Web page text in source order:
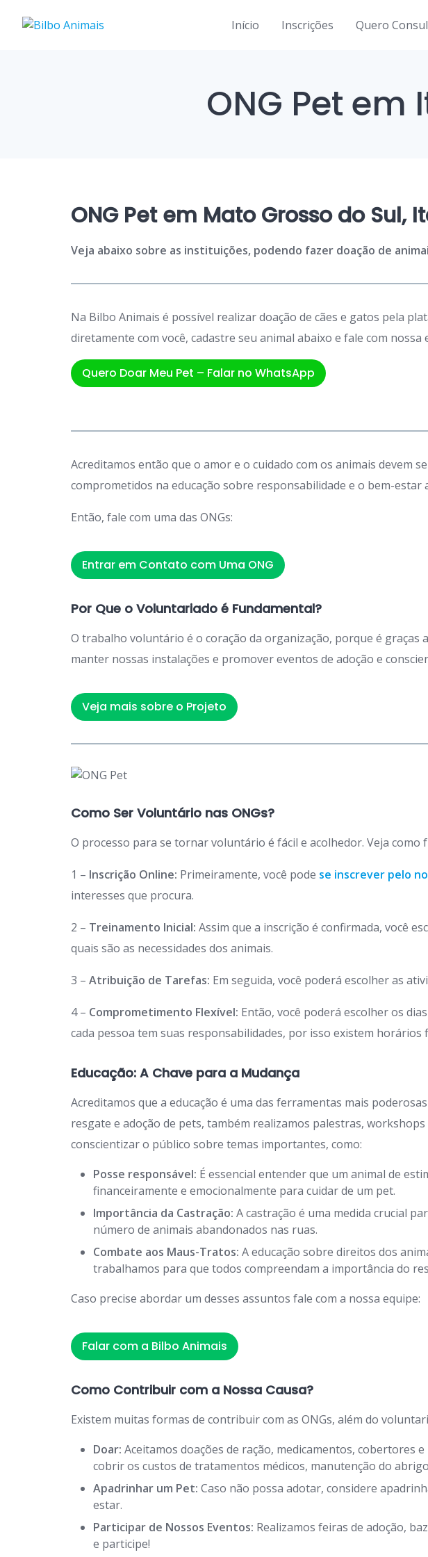
Início Inscrições Quero
ONG Pet em
ONG Pet em Mato Grosso do Sul,
Veja abaixo sobre as instituições, podendo fazer doação de
Na Bilbo Animais é possível realizar doação de cães e gatos pela
diretamente com você, cadastre seu animal abaixo e fale com nossa
Quero Doar Meu Pet – Falar no WhatsApp
Acreditamos então que o amor e o cuidado com os animais devem
comprometidos na educação sobre responsabilidade e o bem-estar
Então, fale com uma das ONGs:
Entrar em Contato com Uma ONG
Por Que o Voluntariado é Fundamental?
O trabalho voluntário é o coração da organização, porque é graças
manter nossas instalações e promover eventos de adoção e
Veja mais sobre o Projeto
Como Ser Voluntário nas ONGs?
O processo para se tornar voluntário é fácil e acolhedor. Veja como
1 – Inscrição Online: Primeiramente, você pode se inscrever pelo
interesses que procura.
2 – Treinamento Inicial: Assim que a inscrição é confirmada, você
quais são as necessidades dos animais.
3 – Atribuição de Tarefas: Em seguida, você poderá escolher as
4 – Comprometimento Flexível: Então, você poderá escolher os
cada pessoa tem suas responsabilidades, por isso existem horários
Educação: A Chave para a Mudança
Acreditamos que a educação é uma das ferramentas mais
resgate e adoção de pets, também realizamos palestras,
conscientizar o público sobre temas importantes, como:
Posse responsável: É essencial entender que um animal de
financeiramente e emocionalmente para cuidar de um pet.
Importância da Castração: A castração é uma medida crucial
número de animais abandonados nas ruas.
Combate aos Maus-Tratos: A educação sobre direitos dos
trabalhamos para que todos compreendam a importância do
Caso precise abordar um desses assuntos fale com a nossa equipe:
Falar com a Bilbo Animais
Como Contribuir com a Nossa Causa?
Existem muitas formas de contribuir com as ONGs, além do
Doar: Aceitamos doações de ração, medicamentos, cobertores
cobrir os custos de tratamentos médicos, manutenção do
Apadrinhar um Pet: Caso não possa adotar, considere
estar.
Participar de Nossos Eventos: Realizamos feiras de adoção,
e participe!